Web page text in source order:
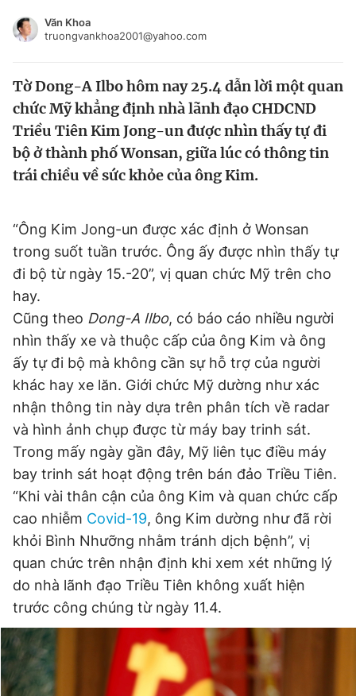
Video Magazine
Sản phẩm khác
Thông tin tòa soạn Liên hệ quảng cáo
Đọc Thanh Niên trên điện thoại
Theo dõi báo trên
Hotline
0906 645 777
Liên hệ quảng cáo
0908 780 404
Đặt báo Quảng cáo RSS Tòa soạn Chính sách bảo
Tổng biên tập: Nguyễn Ngọc Toàn
Phó tổng biên tập thường trực: Hải Thành
Phó tổng biên tập: Lâm Hiếu Dũng
Phó tổng biên tập: Trần Việt Hưng
Tổng thư ký tòa soạn: Đức Trung
Giấy phép xuất bản số 110/GP - BTTTT cấp ngày 24.3.2020
© 2003-2026 Bản quyền thuộc về Báo Thanh Niên. Cấm sao
Đăng xuất
Văn Khoa
truongvankhoa2001@yahoo.com
Tờ Dong-A Ilbo hôm nay 25.4 dẫn lời một quan
chức Mỹ khẳng định nhà lãnh đạo CHDCND
Triều Tiên Kim Jong-un được nhìn thấy tự đi
bộ ở thành phố Wonsan, giữa lúc có thông tin
trái chiều về sức khỏe của ông Kim.
“Ông Kim Jong-un được xác định ở Wonsan
trong suốt tuần trước. Ông ấy được nhìn thấy tự
đi bộ từ ngày 15.-20”, vị quan chức Mỹ trên cho
hay.
Cũng theo Dong-A Ilbo, có báo cáo nhiều người
nhìn thấy xe và thuộc cấp của ông Kim và ông
ấy tự đi bộ mà không cần sự hỗ trợ của người
khác hay xe lăn. Giới chức Mỹ dường như xác
nhận thông tin này dựa trên phân tích về radar
và hình ảnh chụp được từ máy bay trinh sát.
Trong mấy ngày gần đây, Mỹ liên tục điều máy
bay trinh sát hoạt động trên bán đảo Triều Tiên.
“Khi vài thân cận của ông Kim và quan chức cấp
cao nhiễm Covid-19, ông Kim dường như đã rời
khỏi Bình Nhưỡng nhằm tránh dịch bệnh”, vị
quan chức trên nhận định khi xem xét những lý
do nhà lãnh đạo Triều Tiên không xuất hiện
trước công chúng từ ngày 11.4.